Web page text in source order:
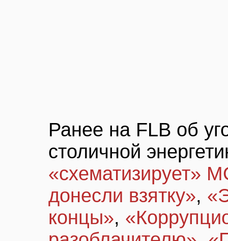
Ранее на FLB об
столичной
«схематизирует»
донесли взятку»,
концы»,